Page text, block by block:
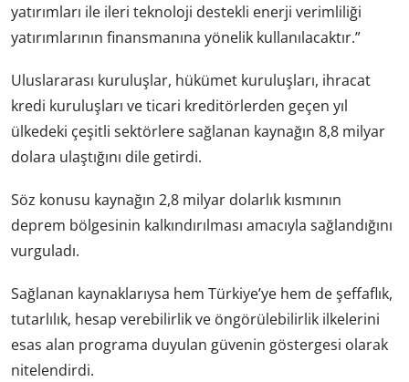
yatırımları ile ileri teknoloji destekli enerji verimliliği
yatırımlarının finansmanına yönelik kullanılacaktır.”
Uluslararası kuruluşlar, hükümet kuruluşları, ihracat
kredi kuruluşları ve ticari kreditörlerden geçen yıl
ülkedeki çeşitli sektörlere sağlanan kaynağın 8,8 milyar
dolara ulaştığını dile getirdi.
Söz konusu kaynağın 2,8 milyar dolarlık kısmının
deprem bölgesinin kalkındırılması amacıyla sağlandığını
vurguladı.
Sağlanan kaynaklarıysa hem Türkiye’ye hem de şeffaflık,
tutarlılık, hesap verebilirlik ve öngörülebilirlik ilkelerini
esas alan programa duyulan güvenin göstergesi olarak
nitelendirdi.